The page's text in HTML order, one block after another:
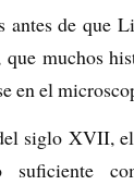
antes de que
que muchos
en el
siglo XVII,
suficiente